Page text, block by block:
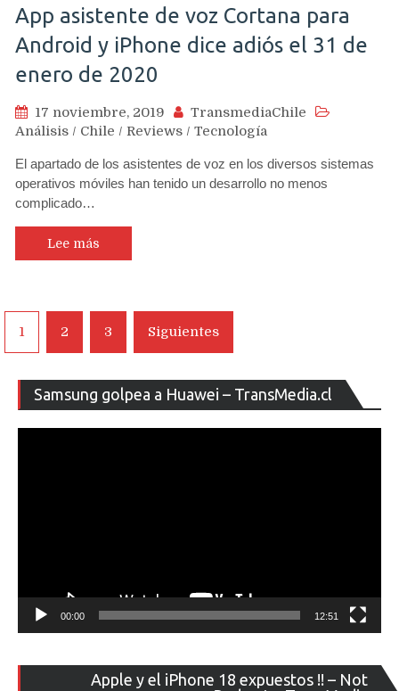
App asistente de voz Cortana para
Android y iPhone dice adiós el 31 de
enero de 2020
17 noviembre, 2019
TransmediaChile
Análisis / Chile / Reviews / Tecnología
El apartado de los asistentes de voz en los diversos sistemas
operativos móviles han tenido un desarrollo no menos
complicado…
Lee más
Navegación
de
entradas
1 2 3 Siguientes
Samsung golpea a Huawei – TransMedia.cl
de
00:00 12:51
Apple y el iPhone 18 expuestos !! – Not